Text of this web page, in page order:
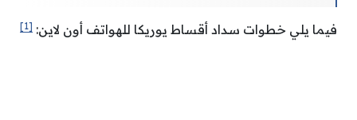
فيما يلي خطوات سداد أقساط يوريكا للهواتف أون لاين: [1]